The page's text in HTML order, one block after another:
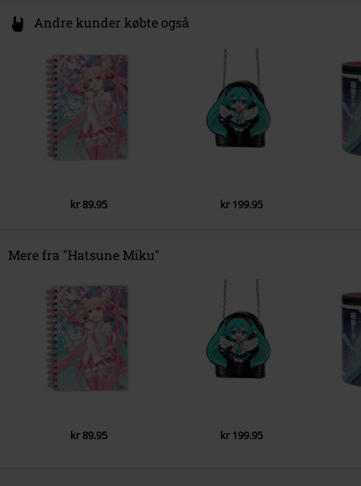
Andre kunder købte også
kr 89.95 kr 199.95
Mere fra "Hatsune Miku"
kr 89.95 kr 199.95